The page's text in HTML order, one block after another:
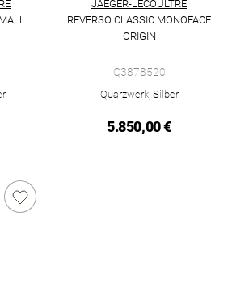
JAEGER-LECOULTRE
REVERSO CLASSIC MONOFACE
ORIGIN
Q3878520
Quarzwerk, Silber
5.850,00 €